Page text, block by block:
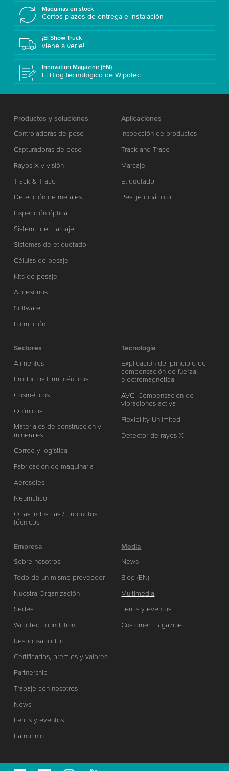
Máquinas en stock
Cortos plazos de entrega e instalación
¡El Show Truck
viene a verle!
Innovation Magazine (EN)
El Blog tecnológico de Wipotec
Productos y soluciones
Controladoras de peso
Capturadoras de peso
Rayos X y visión
Track & Trace
Detección de metales
Inspección óptica
Sistema de marcaje
Sistemas de etiquetado
Células de pesaje
Kits de pesaje
Accesorios
Software
Formación
Aplicaciones
Inspección de productos
Track and Trace
Marcaje
Etiquetado
Pesaje dinámico
Sectores
Alimentos
Productos farmacéuticos
Cosméticos
Químicos
Materiales de construcción y
minerales
Correo y logística
Fabricación de maquinaria
Aerosoles
Neumático
Otras industrias / productos
técnicos
Tecnología
Explicación del principio de
compensación de fuerza
electromagnética
AVC: Compensación de
vibraciones activa
Flexibility Unlimited
Detector de rayos X
Empresa
Sobre nosotros
Todo de un mismo proveedor
Nuestra Organización
Sedes
Wipotec Foundation
Responsabilidad
Certificados, premios y valores
Partnership
Trabaje con nosotros
News
Ferias y eventos
Patrocinio
Media
News
Blog (EN)
Multimedia
Ferias y eventos
Customer magazine